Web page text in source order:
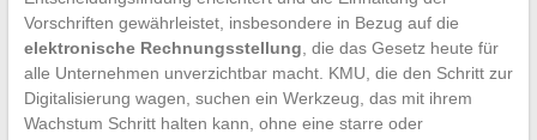
Vorschriften gewährleistet, insbesondere in Bezug auf die
elektronische Rechnungsstellung , die das Gesetz heute für
alle Unternehmen unverzichtbar macht. KMU, die den Schritt zur
Digitalisierung wagen, suchen ein Werkzeug, das mit ihrem
Wachstum Schritt halten kann, ohne eine starre oder